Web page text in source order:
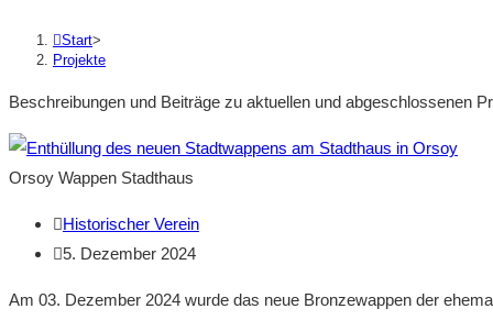
Start>
Projekte
Beschreibungen und Beiträge zu aktuellen und abgeschlossenen
Orsoy Wappen Stadthaus
Beitrags-
Autor:
Historischer Verein
Beitrag
5. Dezember 2024
Am 03. Dezember 2024 wurde das neue Bronzewappen der